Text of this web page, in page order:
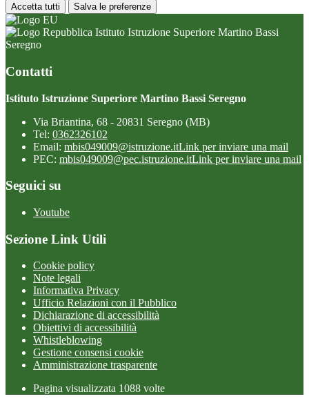
Accetta tutti Salva le preferenze
Istituto Istruzione Superiore Martino Bassi
Seregno
Contatti
Istituto Istruzione Superiore Martino Bassi Seregno
Via Briantina, 68 - 20831 Seregno (MB)
Tel: 0362326102
Email: mbis049009@istruzione.itLink per inviare una mail
PEC: mbis049009@pec.istruzione.itLink per inviare una mail
Seguici su
Youtube
Sezione Link Utili
Cookie policy
Note legali
Informativa Privacy
Ufficio Relazioni con il Pubblico
Dichiarazione di accessibilità
Obiettivi di accessibilità
Whistleblowing
Gestione consensi cookie
Amministrazione trasparente
Pagina visualizzata 1088 volte